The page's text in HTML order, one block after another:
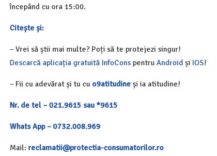
începând cu ora 15:00.
Citește și:
– Vrei să știi mai multe? Poți să te protejezi singur!
Descarcă aplicația gratuită InfoCons pentru Android și IOS!
– Fii cu adevărat și tu cu o9atitudine și ia atitudine!
Nr. de tel – 021.9615 sau *9615
Whats App – 0732.008.969
Mail: reclamatii@protectia-consumatorilor.ro